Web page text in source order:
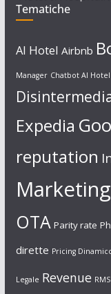
Tematiche
AI Hotel Airbnb
Manager Chatbot AI Hotel
Expedia
reputation
OTA Parity rate
dirette Pricing
Legale Revenue RMS